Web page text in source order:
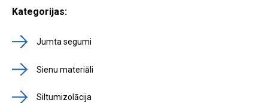
Kategorijas:
Jumta segumi
Sienu materiāli
Siltumizolācija